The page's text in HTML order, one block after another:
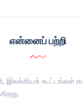
என்னைப் பற்றி
இலக்கியக் கூட்டங்கள்